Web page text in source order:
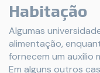
Habitação
Algumas
alimentação,
fornecem um auxílio
Em alguns outros